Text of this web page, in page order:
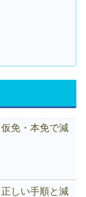
免・本免で減
しい手順と減